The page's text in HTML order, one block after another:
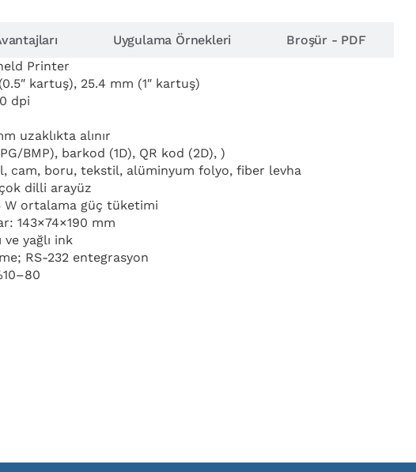
Uygulama Örnekleri
Broşür - PDF
Printer
kartuş), 25.4 mm (1ʺ kartuş)
dpi
uzaklıkta alınır
BMP), barkod (1D), QR kod (2D), )
cam, boru, tekstil, alüminyum folyo, fiber levha
dilli arayüz
W ortalama güç tüketimi
143×74×190 mm
ve yağlı ink
RS-232 entegrasyon